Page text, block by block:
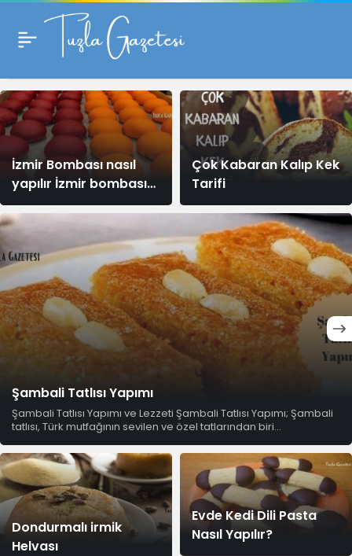
Tatlılar
Haberleri
Şambali Tatlısı Yapımı
Şambali Tatlısı Yapımı ve Lezzeti Şambali Tatlısı Yapımı; Şambali
tatlısı, Türk mutfağının sevilen ve özel tatlarından biri...
İzmir Bombası nasıl
yapılır İzmir bombası
tarifi
Dondurmalı irmik
Helvası
Çok Kabaran Kalıp Kek
Tarifi
Evde Kedi Dili Pasta
Nasıl Yapılır?